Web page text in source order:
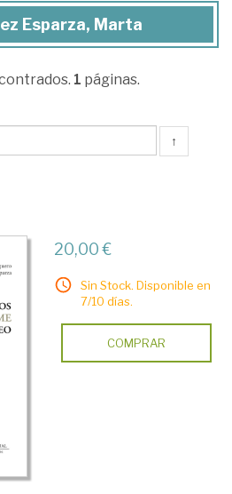
Esparza, Marta
1 páginas.
↑
20,00 €
Sin Stock. Disponible en
7/10 días.
COMPRAR